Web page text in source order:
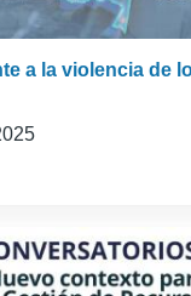
a la violencia de